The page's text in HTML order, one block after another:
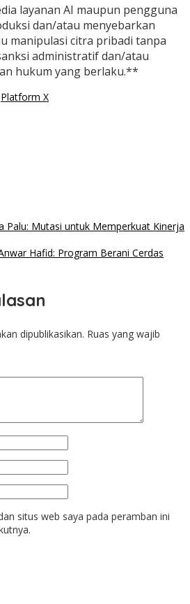
layanan AI maupun pengguna
dan/atau menyebarkan
manipulasi citra pribadi tanpa
administratif dan/atau
hukum yang berlaku.**
Platform X
Palu: Mutasi untuk Memperkuat Kinerja
Hafid: Program Berani Cerdas
dipublikasikan. Ruas yang wajib
situs web saya pada peramban ini